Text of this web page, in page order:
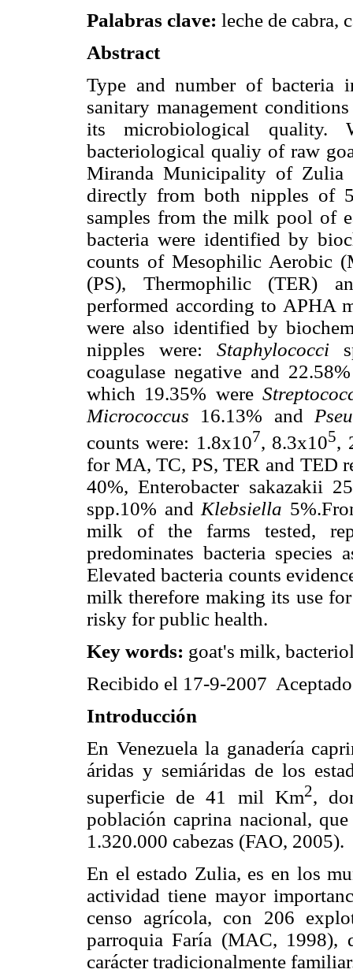
Palabras clave: leche de cabra,
Abstract
Type and number of
sanitary management
its microbiological
bacteriological qualiy of raw
Miranda Municipality of Zulia
directly from both nipples of
samples from the milk pool of
bacteria were identified by
counts of Mesophilic Aerobic
(PS), Thermophilic (TER)
performed according to APHA
were also identified by
nipples were: Staphylococci
coagulase negative and
which 19.35% were
Micrococcus 16.13% and
counts were: 1.8x107, 8.3x105,
for MA, TC, PS, TER and TED
40%, Enterobacter sakazakii
spp.10% and Klebsiella
milk of the farms tested,
predominates bacteria species
Elevated bacteria counts
milk therefore making its use
risky for public health.
Key words: goat's milk,
Recibido el 17-9-2007
Introducción
En Venezuela la ganadería
áridas y semiáridas de los
superficie de 41 mil Km2,
población caprina nacional,
1.320.000 cabezas (FAO, 2005).
En el estado Zulia, es en los
actividad tiene mayor
censo agrícola, con 206
parroquia Faría (MAC, 1998),
carácter tradicionalmente